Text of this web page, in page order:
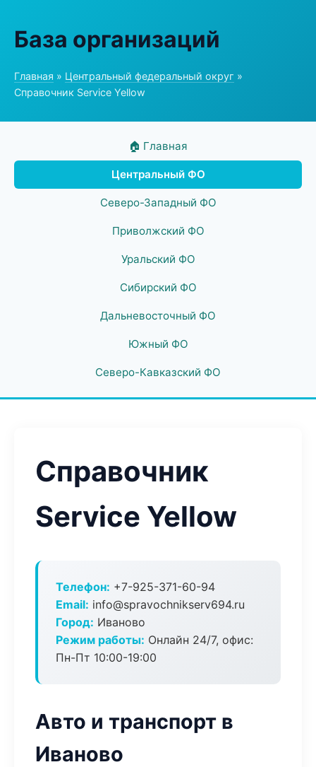
База организаций
Главная » Центральный федеральный округ »
Справочник Service Yellow
🏠 Главная
Центральный ФО
Северо-Западный ФО
Приволжский ФО
Уральский ФО
Сибирский ФО
Дальневосточный ФО
Южный ФО
Северо-Кавказский ФО
Справочник
Service Yellow
Телефон: +7-925-371-60-94
Email: info@spravochnikserv694.ru
Город: Иваново
Режим работы: Онлайн 24/7, офис:
Пн-Пт 10:00-19:00
Авто и транспорт в
Иваново